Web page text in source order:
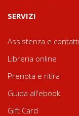
SERVIZI
Assistenza e contatti
Libreria online
Prenota e ritira
Guida all'ebook
Gift Card